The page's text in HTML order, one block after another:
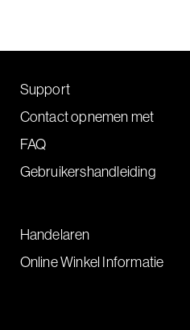
Support
Contact opnemen met
FAQ
Gebruikershandleiding
Handelaren
Online Winkel Informatie